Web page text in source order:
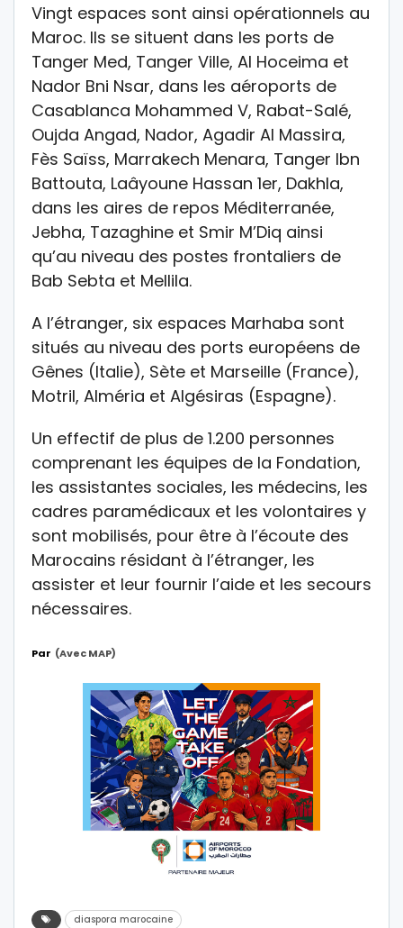
Vingt espaces sont ainsi opérationnels au
Maroc. Ils se situent dans les ports de
Tanger Med, Tanger Ville, Al Hoceima et
Nador Bni Nsar, dans les aéroports de
Casablanca Mohammed V, Rabat-Salé,
Oujda Angad, Nador, Agadir Al Massira,
Fès Saïss, Marrakech Menara, Tanger Ibn
Battouta, Laâyoune Hassan 1er, Dakhla,
dans les aires de repos Méditerranée,
Jebha, Tazaghine et Smir M’Diq ainsi
qu’au niveau des postes frontaliers de
Bab Sebta et Mellila.
A l’étranger, six espaces Marhaba sont
situés au niveau des ports européens de
Gênes (Italie), Sète et Marseille (France),
Motril, Alméria et Algésiras (Espagne).
Un effectif de plus de 1.200 personnes
comprenant les équipes de la Fondation,
les assistantes sociales, les médecins, les
cadres paramédicaux et les volontaires y
sont mobilisés, pour être à l’écoute des
Marocains résidant à l’étranger, les
assister et leur fournir l’aide et les secours
nécessaires.
Par (avec MAP)
diaspora marocaine